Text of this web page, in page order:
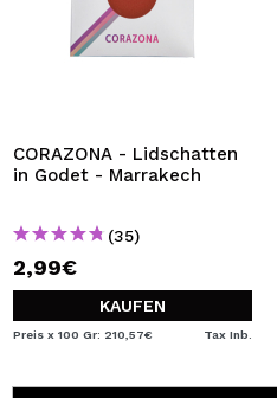
CORAZONA - Lidschatten
in Godet - Marrakech
(35)
2,99€
KAUFEN
Preis x 100 Gr: 210,57€ Tax Inb.